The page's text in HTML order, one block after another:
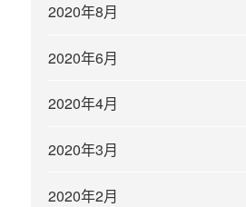
2020年8月
2020年6月
2020年4月
2020年3月
2020年2月